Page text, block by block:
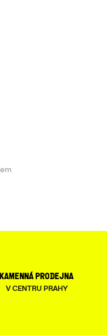
kamenná prodejna
V CENTRU PRAHY